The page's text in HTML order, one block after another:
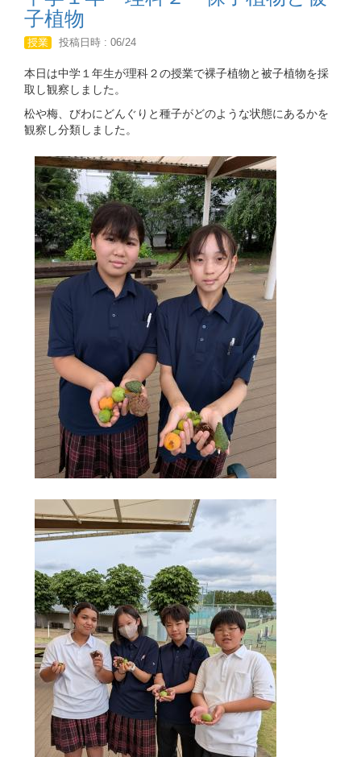
子植物
授業 投稿日時 : 06/24
本日は中学１年生が理科２の授業で裸子植物と被子植物を採
取し観察しました。
松や梅、びわにどんぐりと種子がどのような状態にあるかを
観察し分類しました。